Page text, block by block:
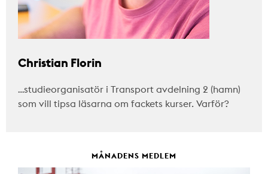
Christian Florin
…studieorganisatör i Transport avdelning 2 (hamn)
som vill tipsa läsarna om fackets kurser. Varför?
MÅNADENS MEDLEM